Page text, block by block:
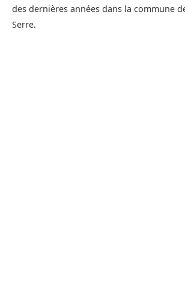
des dernières années dans la commune
Serre.